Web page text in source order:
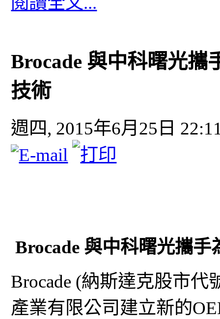
Brocade 與中科曙光攜
技術
週四, 2015年6月25日
Brocade 與中科曙光攜
Brocade (納斯達克股市
產業有限公司建立新的